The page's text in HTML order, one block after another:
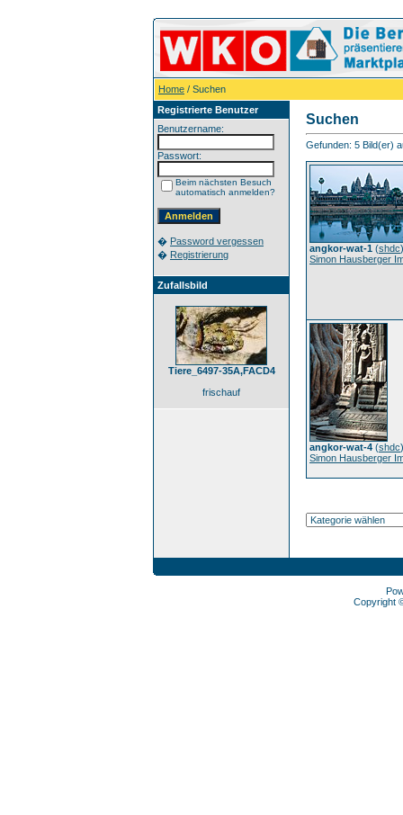
Home / Suchen
Registrierte Benutzer
Benutzername:
Passwort:
Beim nächsten Besuch
automatisch anmelden?
� Password vergessen
� Registrierung
Zufallsbild
Tiere_6497-35A,FACD4
frischauf
Suchen
Gefunden: 5 Bild(er)
angkor-wat-1 (shdc)
Simon Hausberger
angkor-wat-4 (shdc)
Simon Hausberger
Copyright